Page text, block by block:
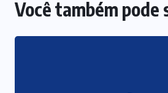
Você também pode